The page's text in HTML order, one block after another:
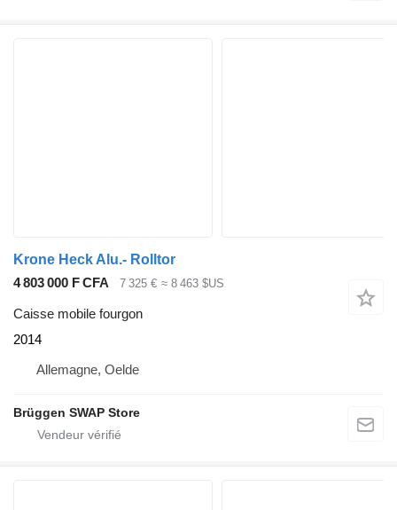
Krone Heck Alu.- Rolltor
4 803 000 F CFA
7 325 € ≈ 8 463 $US
Caisse mobile fourgon
2014
Allemagne, Oelde
Brüggen SWAP Store